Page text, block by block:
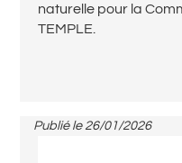
naturelle pour la
TEMPLE.
Publié le 26/01/2026